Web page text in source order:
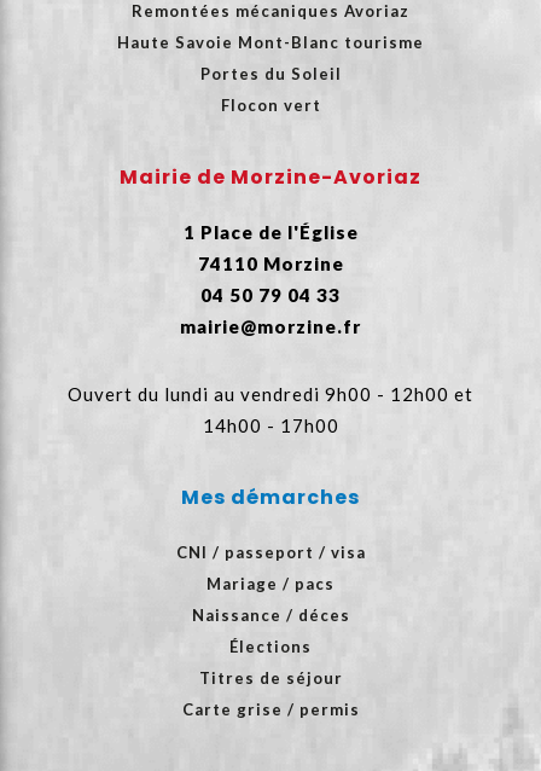
Remontées mécaniques Avoriaz
Haute Savoie Mont-Blanc tourisme
Portes du Soleil
Flocon vert
Mairie de Morzine-Avoriaz
1 Place de l'Église
74110 Morzine
04 50 79 04 33
mairie@morzine.fr
Ouvert du lundi au vendredi 9h00 - 12h00 et
14h00 - 17h00
Mes démarches
CNI / passeport / visa
Mariage / pacs
Naissance / déces
Élections
Titres de séjour
Carte grise / permis